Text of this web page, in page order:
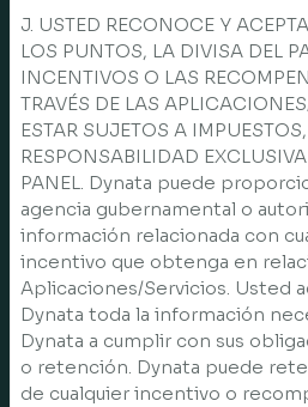
J. USTED RECONOCE Y
LOS PUNTOS, LA DIVISA DEL
INCENTIVOS O LAS
TRAVÉS DE LAS
ESTAR SUJETOS A
RESPONSABILIDAD
PANEL. Dynata puede
agencia gubernamental o
información relacionada con
incentivo que obtenga en
Aplicaciones/Servicios. Usted
Dynata toda la información
Dynata a cumplir con sus
o retención. Dynata puede
de cualquier incentivo o